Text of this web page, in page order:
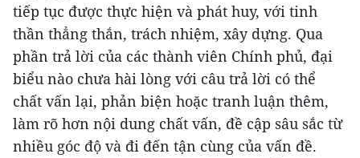
tiếp tục được thực hiện và phát huy, với tinh
thần thẳng thắn, trách nhiệm, xây dựng. Qua
phần trả lời của các thành viên Chính phủ, đại
biểu nào chưa hài lòng với câu trả lời có thể
chất vấn lại, phản biện hoặc tranh luận thêm,
làm rõ hơn nội dung chất vấn, đề cập sâu sắc từ
nhiều góc độ và đi đến tận cùng của vấn đề.